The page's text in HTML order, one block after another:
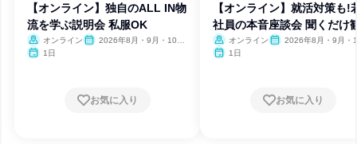
【オンライン】独自のALL IN物
流を学ぶ説明会 私服OK
オンライン
2026年8月・9月・10
1日
お気に入り
【オンライン】就活対策も!
社員の本音座談会 聞くだけ
オンライン
2026年8月・9月・
1日
お気に入り